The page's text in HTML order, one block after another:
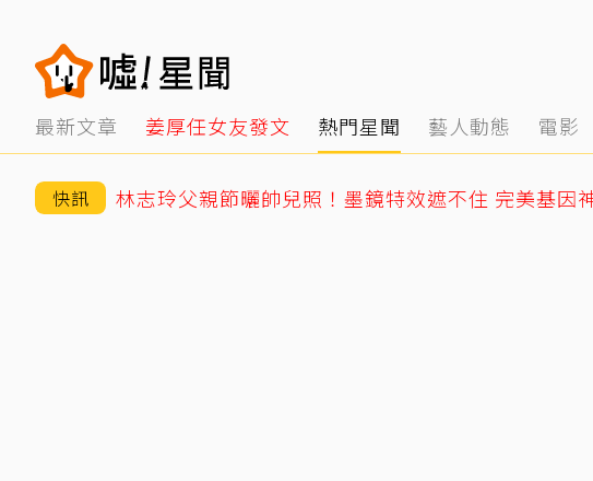
最新文章 姜厚任女友發文 熱門星聞 藝人動態 電影
快訊